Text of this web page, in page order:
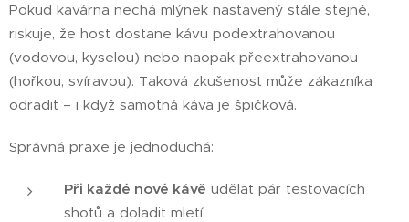
Pokud kavárna nechá mlýnek nastavený stále stejně,
riskuje, že host dostane kávu podextrahovanou
(vodovou, kyselou) nebo naopak přeextrahovanou
(hořkou, svíravou). Taková zkušenost může zákazníka
odradit – i když samotná káva je špičková.
Správná praxe je jednoduchá:
Při každé nové kávě udělat pár testovacích
shotů a doladit mletí.